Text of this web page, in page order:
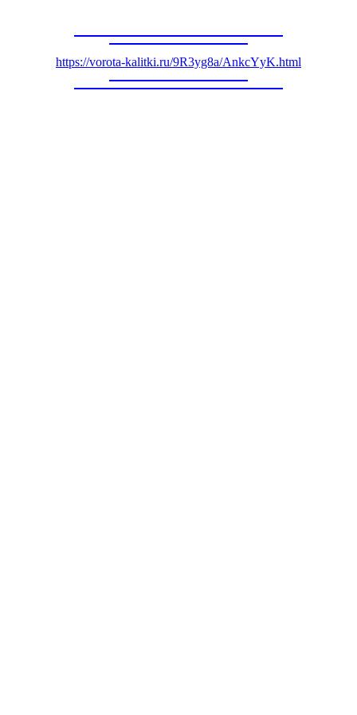
https://vorota-kalitki.ru/9R3yg8a/AnkcYyK.html